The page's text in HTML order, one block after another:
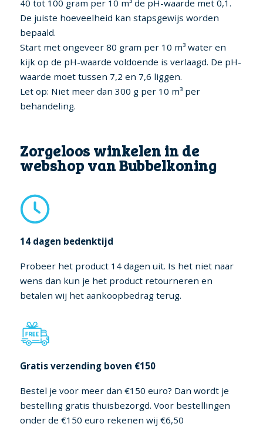
40 tot 100 gram per 10 m³ de pH-waarde met 0,1.
De juiste hoeveelheid kan stapsgewijs worden
bepaald.
Start met ongeveer 80 gram per 10 m³ water en
kijk op de pH-waarde voldoende is verlaagd. De pH-
waarde moet tussen 7,2 en 7,6 liggen.
Let op: Niet meer dan 300 g per 10 m³ per
behandeling.
Zorgeloos winkelen in de
webshop van Bubbelkoning
14 dagen bedenktijd
Probeer het product 14 dagen uit. Is het niet naar
wens dan kun je het product retourneren en
betalen wij het aankoopbedrag terug.
Gratis verzending boven €150
Bestel je voor meer dan €150 euro? Dan wordt je
bestelling gratis thuisbezorgd. Voor bestellingen
onder de €150 euro rekenen wij €6,50